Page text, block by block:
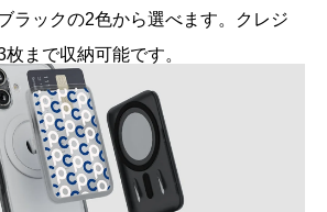
ラックの2色から選べます。クレジ
まで収納可能です。